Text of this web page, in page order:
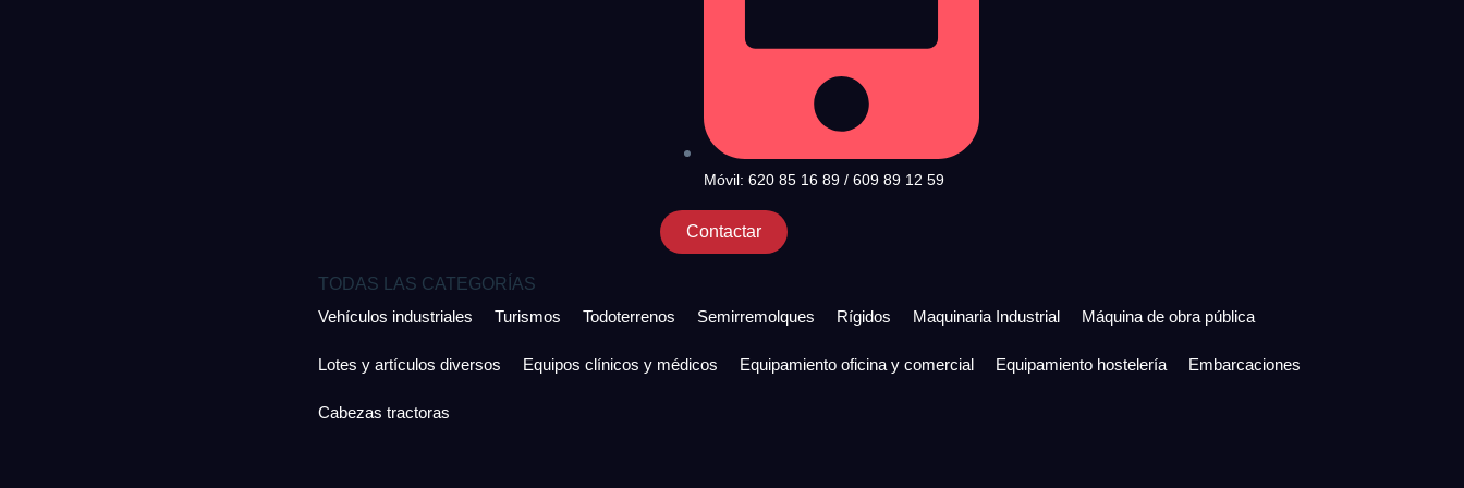
Móvil: 620 85 16 89 / 609 89 12 59
Contactar
TODAS LAS CATEGORÍAS
Vehículos industriales
Turismos Todoterrenos Semirremolques Rígidos Maquinaria Industrial Máquina de obra pública
Lotes y artículos diversos Equipos clínicos y médicos Equipamiento oficina y comercial Equipamiento hostelería Embarcaciones
Cabezas tractoras